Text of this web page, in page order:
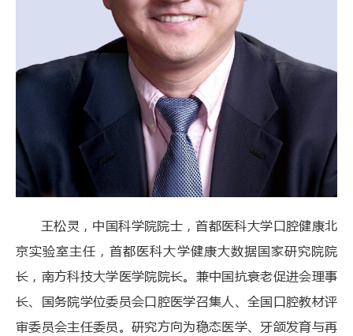
王松灵，中国科学院院士，首都医科大学口腔健康北
京实验室主任，首都医科大学健康大数据国家研究院院
长，南方科技大学医学院院长。兼中国抗衰老促进会理事
长、国务院学位委员会口腔医学召集人、全国口腔教材评
审委员会主任委员。研究方向为稳态医学、牙颌发育与再